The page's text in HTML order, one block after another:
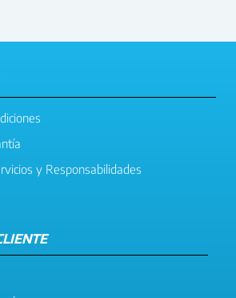
y Responsabilidades